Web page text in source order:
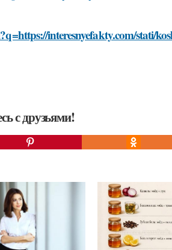
interesnyefakty.com/stati/
с друзьями!